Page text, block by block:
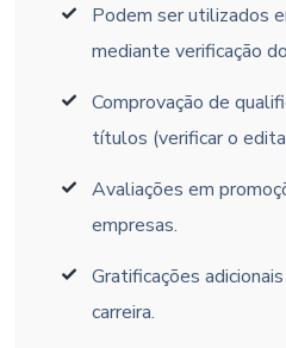
Podem ser utilizados
mediante verificação
Comprovação de
títulos (verificar o
Avaliações em
empresas.
Gratificações
carreira.